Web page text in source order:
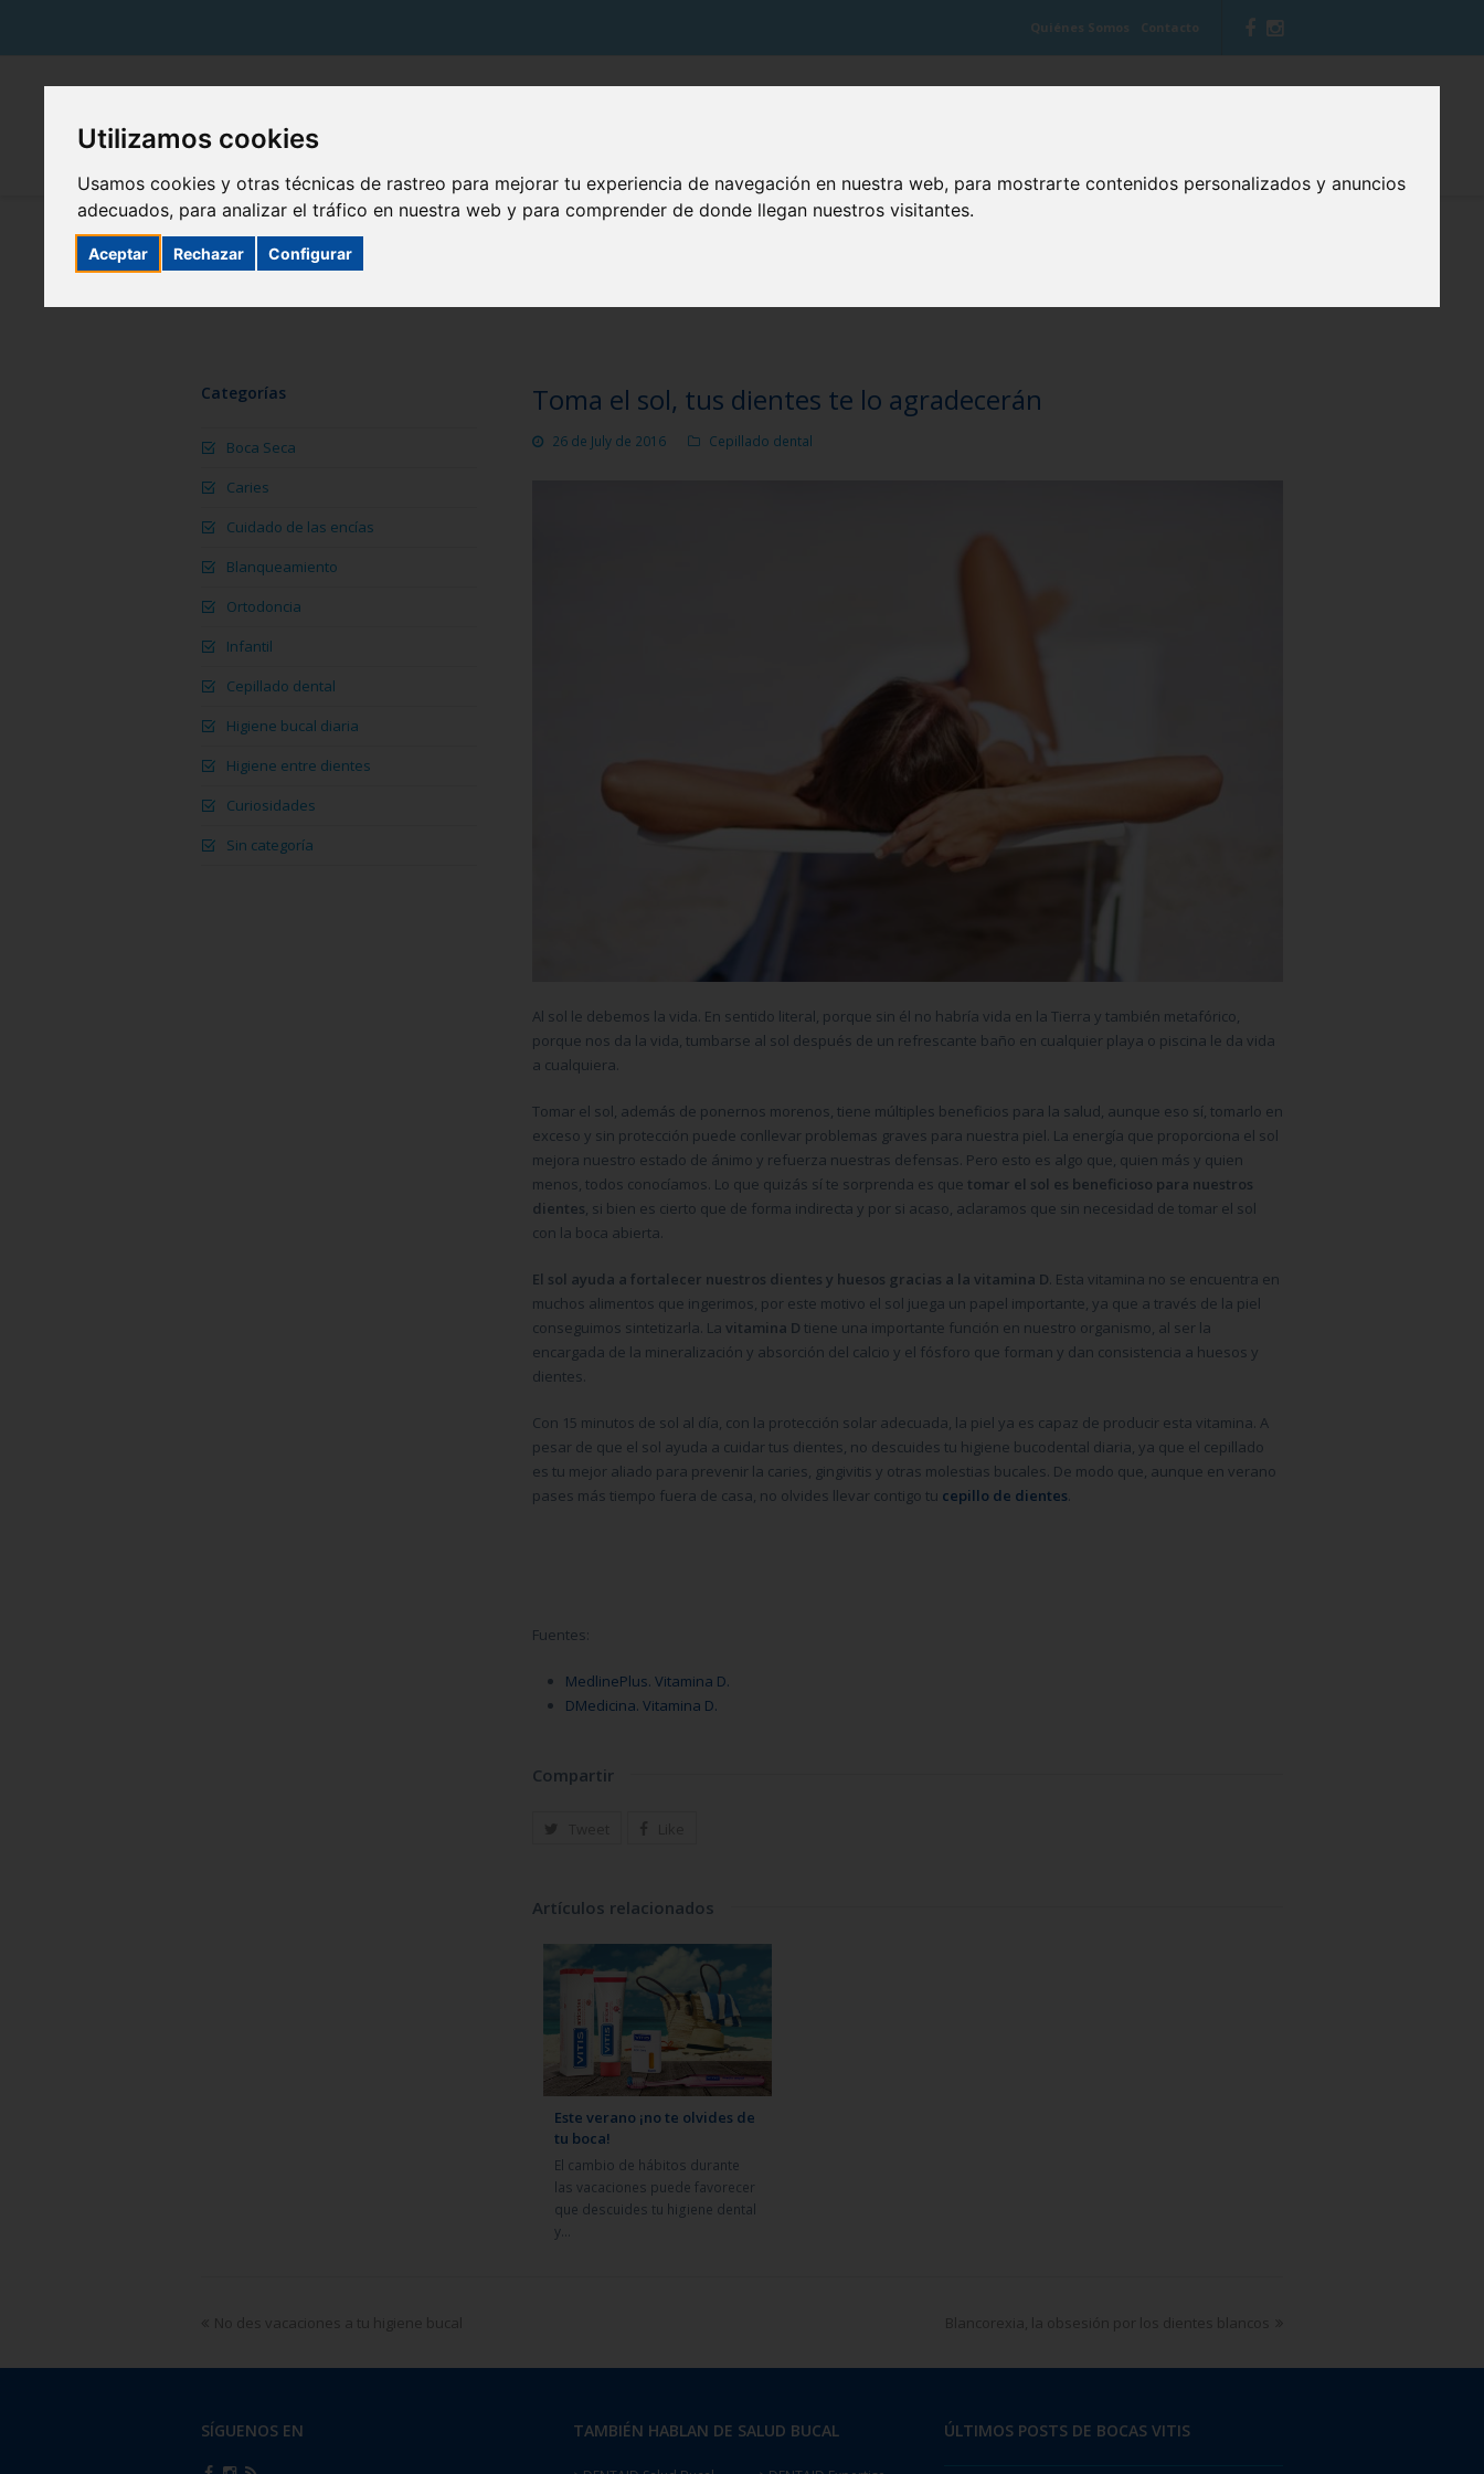
Utilizamos cookies
Usamos cookies y otras técnicas de rastreo para mejorar tu experiencia de navegación en nuestra web, para mostrarte contenidos personalizados y anuncios
adecuados, para analizar el tráfico en nuestra web y para comprender de donde llegan nuestros visitantes.
Aceptar Rechazar Configurar
Quiénes Somos Contacto
Toma el sol, tus dientes te lo agradecerán
26 de July de 2016 Cepillado dental
Al sol le debemos la vida. En sentido literal, porque sin él no habría vida en la Tierra y también metafórico,
porque nos da la vida, tumbarse al sol después de un refrescante baño en cualquier playa o piscina le da vida
a cualquiera.
Tomar el sol, además de ponernos morenos, tiene múltiples beneficios para la salud, aunque eso sí, tomarlo en
exceso y sin protección puede conllevar problemas graves para nuestra piel. La energía que proporciona el sol
mejora nuestro estado de ánimo y refuerza nuestras defensas. Pero esto es algo que, quien más y quien
menos, todos conocíamos. Lo que quizás sí te sorprenda es que tomar el sol es beneficioso para nuestros
dientes, si bien es cierto que de forma indirecta y por si acaso, aclaramos que sin necesidad de tomar el sol
con la boca abierta.
El sol ayuda a fortalecer nuestros dientes y huesos gracias a la vitamina D. Esta vitamina no se encuentra en
muchos alimentos que ingerimos, por este motivo el sol juega un papel importante, ya que a través de la piel
conseguimos sintetizarla. La vitamina D tiene una importante función en nuestro organismo, al ser la
encargada de la mineralización y absorción del calcio y el fósforo que forman y dan consistencia a huesos y
dientes.
Con 15 minutos de sol al día, con la protección solar adecuada, la piel ya es capaz de producir esta vitamina. A
pesar de que el sol ayuda a cuidar tus dientes, no descuides tu higiene bucodental diaria, ya que el cepillado
es tu mejor aliado para prevenir la caries, gingivitis y otras molestias bucales. De modo que, aunque en verano
pases más tiempo fuera de casa, no olvides llevar contigo tu cepillo de dientes.
Fuentes:
MedlinePlus. Vitamina D.
DMedicina. Vitamina D.
Compartir
Artículos relacionados
Este verano ¡no te olvides de
tu boca!
El cambio de hábitos durante
las vacaciones puede favorecer
que descuides tu higiene dental
y…
Categorías
Boca Seca
Caries
Cuidado de las encías
Blanqueamiento
Ortodoncia
Infantil
Cepillado dental
Higiene bucal diaria
Higiene entre dientes
Curiosidades
Sin categoría
No des vacaciones a tu higiene bucal Blancorexia, la obsesión por los dientes blancos
SÍGUENOS EN TAMBIÉN HABLAN DE SALUD BUCAL ÚLTIMOS POSTS DE BOCAS VITIS